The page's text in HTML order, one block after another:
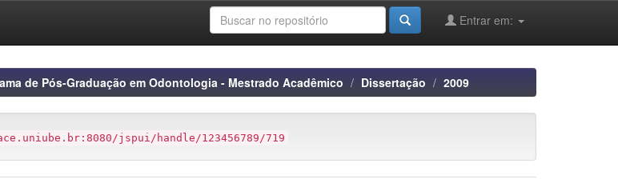
Entrar em:
de Pós-Graduação em Odontologia - Mestrado Acadêmico Dissertação 2009
jspui/handle/123456789/719